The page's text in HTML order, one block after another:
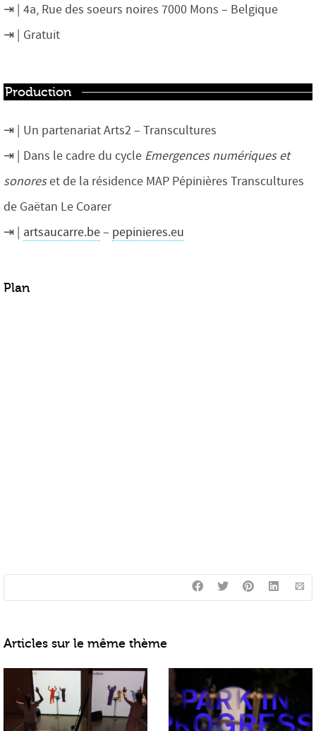
4a, Rue des soeurs noires 7000 Mons – Belgique
Gratuit
Production
Un partenariat Arts2 – Transcultures
Dans le cadre du cycle Emergences numériques et
sonoreset de la résidence MAP Pépinières Transcultures
de Gaëtan Le Coarer
artsaucarre.be– pepinieres.eu
Plan
Articles sur le même thème